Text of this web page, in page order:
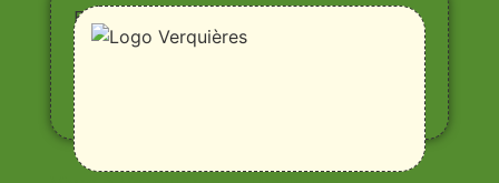
Entre
Rhône,
Alpilles
et
Durance